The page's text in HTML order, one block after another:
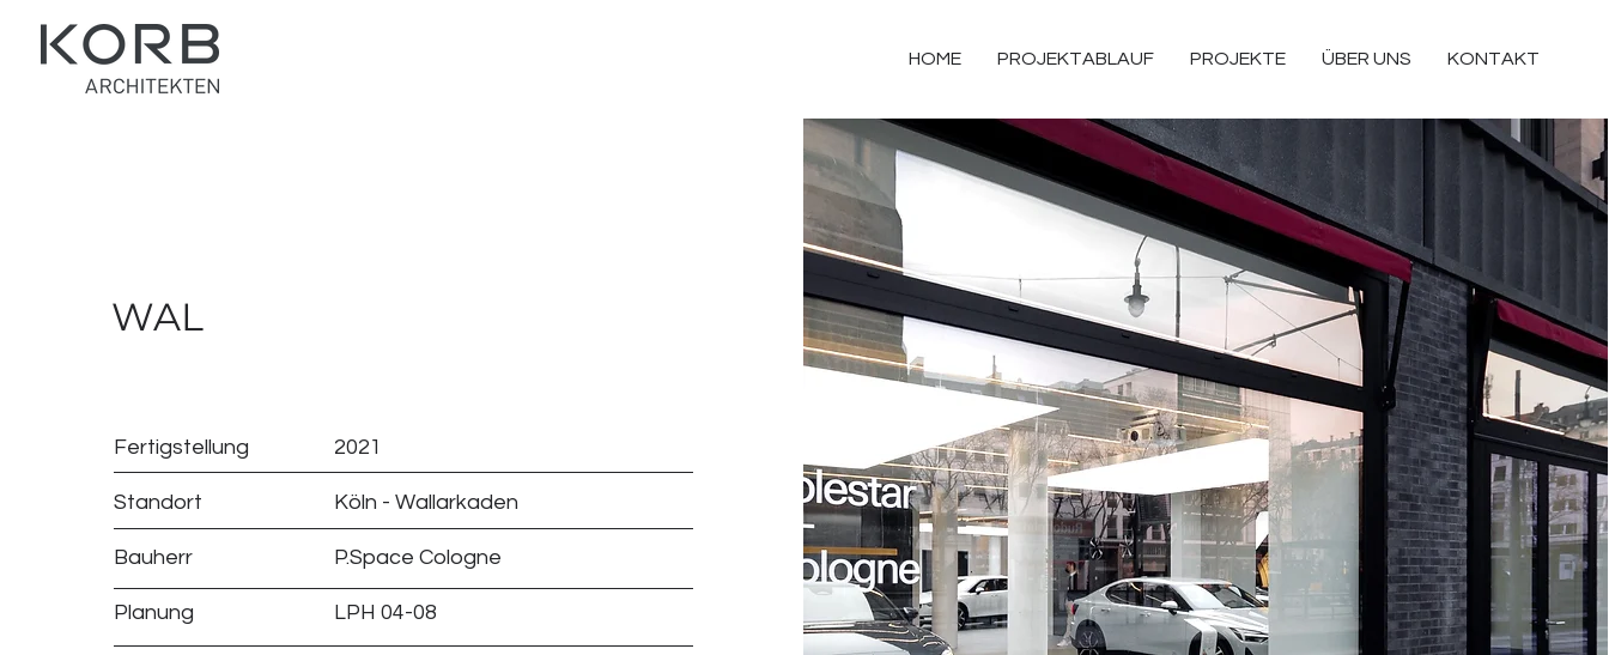
HOME PROJEKTABLAUF PROJEKTE ÜBER UNS KONTAKT
WAL
Fertigstellung
Standort
Bauherr
Planung
2021
Köln - Wallarkaden
P.Space Cologne
LPH 04-08